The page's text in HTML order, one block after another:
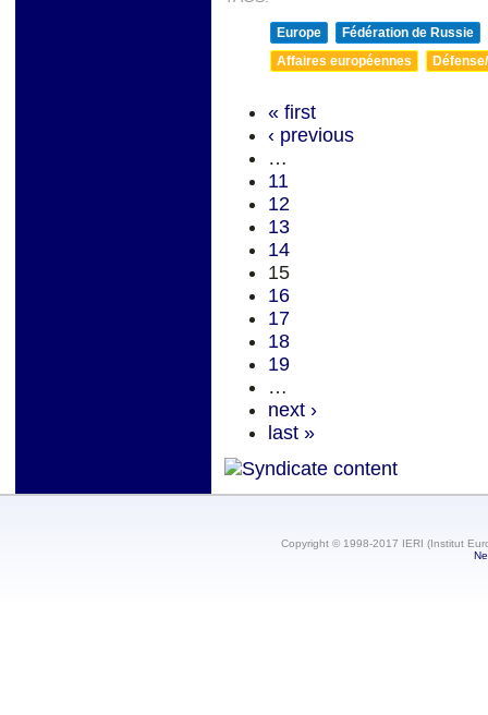
Europe
Fédération de Russie
Affaires européennes
« first
‹ previous
…
11
12
13
14
15
16
17
18
19
…
next ›
last »
Copyright © 1998-2017 IERI (Institut